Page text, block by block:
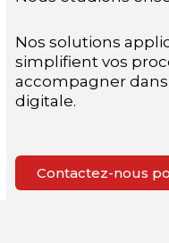
Nos solutions
simplifient vos
accompagner
digitale.
Contactez-nous